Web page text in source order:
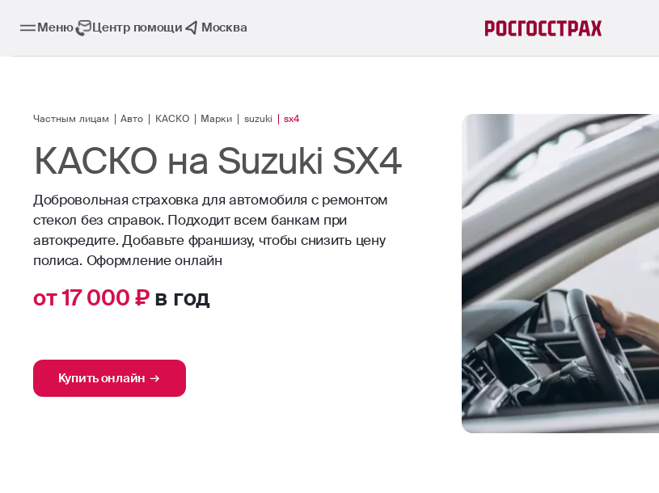
Меню Центр помощи Москва
Частным лицам Авто КАСКО Марки suzuki sx4
КАСКО на Suzuki SX4
Добровольная страховка для автомобиля с ремонтом
стекол без справок. Подходит всем банкам при
автокредите. Добавьте франшизу, чтобы снизить цену
от 17 000 ₽в год
Купить онлайн